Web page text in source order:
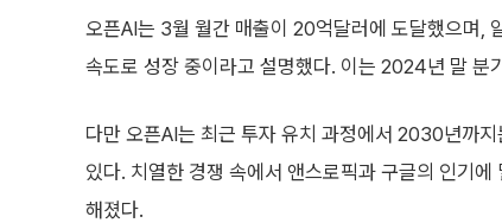
오픈AI는 3월 월간 매출이 20억달러에 도달했으며,
속도로 성장 중이라고 설명했다. 이는 2024년 말 분
다만 오픈AI는 최근 투자 유치 과정에서 2030년까
있다. 치열한 경쟁 속에서 앤스로픽과 구글의 인기
해졌다.